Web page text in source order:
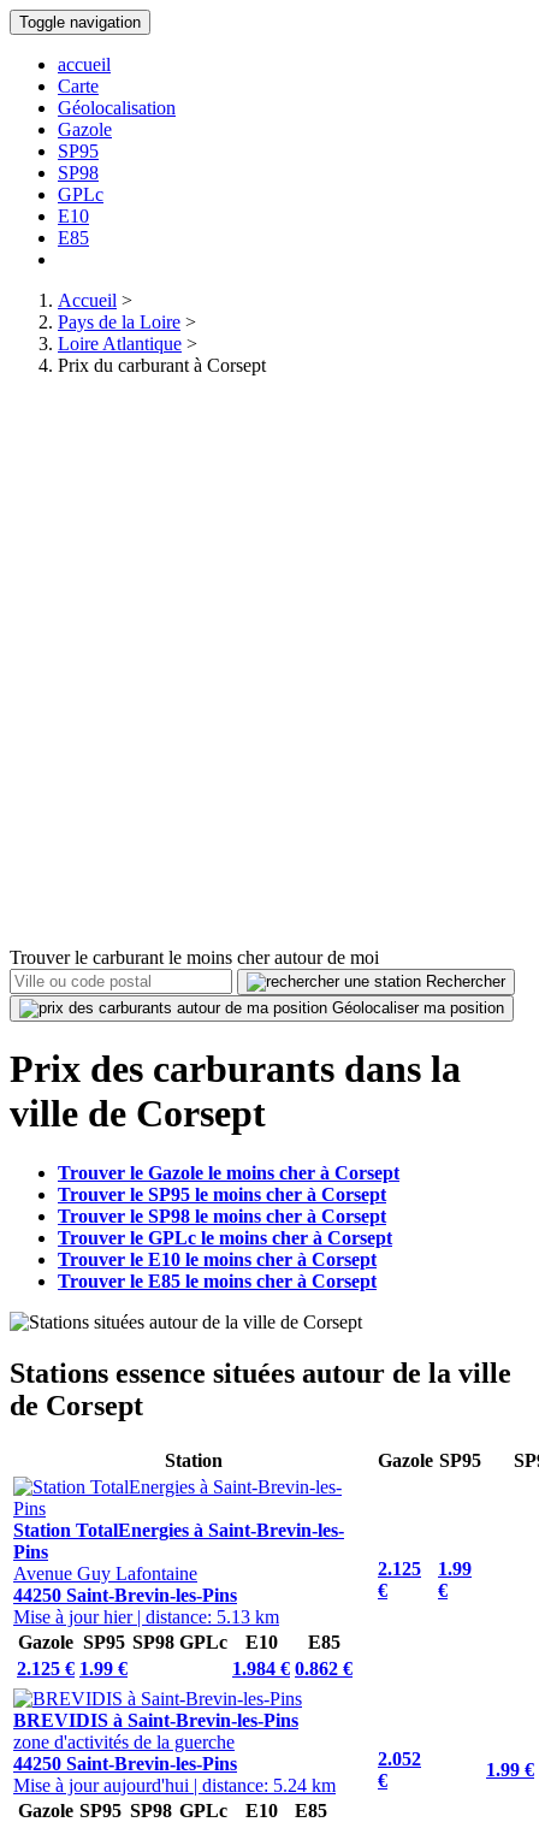
Toggle navigation
accueil
Carte
Géolocalisation
Gazole
SP95
SP98
GPLc
E10
E85
Accueil >
Pays de la Loire >
Loire Atlantique >
Prix du carburant à Corsept
Trouver le carburant le moins cher autour de moi
Rechercher
Géolocaliser ma position
Prix des carburants dans la
ville de Corsept
Trouver le Gazole le moins cher à Corsept
Trouver le SP95 le moins cher à Corsept
Trouver le SP98 le moins cher à Corsept
Trouver le GPLc le moins cher à Corsept
Trouver le E10 le moins cher à Corsept
Trouver le E85 le moins cher à Corsept
Stations essence situées autour de la ville
de Corsept
Station Gazole SP95
Station TotalEnergies à Saint-Brevin-les-
Pins
Avenue Guy Lafontaine
44250 Saint-Brevin-les-Pins
Mise à jour hier | distance: 5.13 km
Gazole SP95 SP98 GPLc E10
E85
2.125 € 1.99 € 1.984 € 0.862 €
2.125
€
1.99
€
BREVIDIS à Saint-Brevin-les-Pins
zone d'activités de la guerche
44250 Saint-Brevin-les-Pins
Mise à jour aujourd'hui | distance: 5.24 km
Gazole SP95 SP98 GPLc E10
E85
2.052
€
1.99 €